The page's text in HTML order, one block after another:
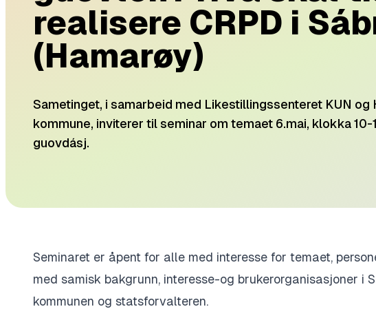
realisere CRPD i
(Hamarøy)
Sametinget, i samarbeid med Likestillingssenteret KUN og
kommune, inviterer til seminar om temaet 6.mai, klokka
guovdásj.
Seminaret er åpent for alle med interesse for temaet,
med samisk bakgrunn, interesse-og brukerorganisasjoner i
kommunen og statsforvalteren.